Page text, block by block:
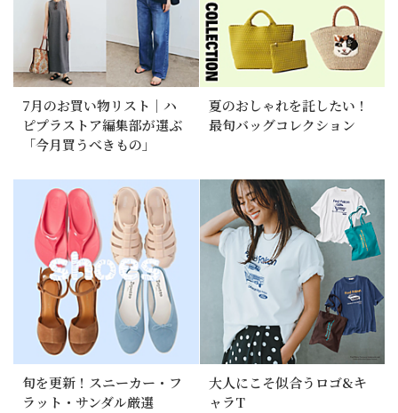
7月のお買い物リスト｜ハ
ピプラストア編集部が選ぶ
「今月買うべきもの」
夏のおしゃれを託したい！
最旬バッグコレクション
旬を更新！スニーカー・フ
ラット・サンダル厳選
大人にこそ似合うロゴ&キ
ャラT